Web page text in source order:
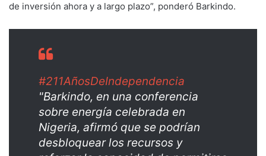
de inversión ahora y a largo plazo”, ponderó Barkindo.
#211AñosDeIndependencia
"Barkindo, en una conferencia
sobre energía celebrada en
Nigeria, afirmó que se podrían
desbloquear los recursos y